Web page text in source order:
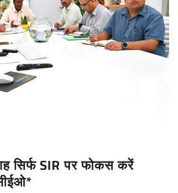
सिर्फ SIR पर फोकस करें